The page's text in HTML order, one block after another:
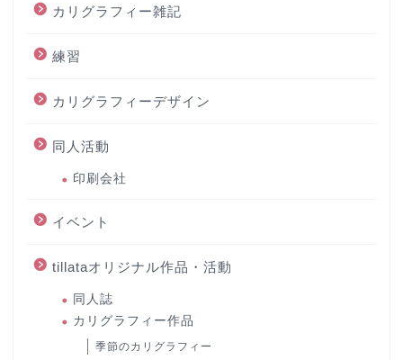
カリグラフィー雑記
練習
カリグラフィーデザイン
同人活動
印刷会社
イベント
tillataオリジナル作品・活動
同人誌
カリグラフィー作品
季節のカリグラフィー